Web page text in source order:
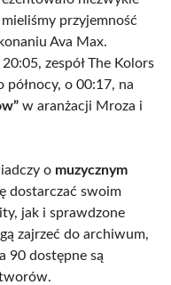
przyjemność
Ava Max.
zespół The Kolors
północy, o 00:17, na
w aranżacji Mroza i
o muzycznym
dostarczać swoim
jak i sprawdzone
zajrzeć do archiwum,
90 dostępne są